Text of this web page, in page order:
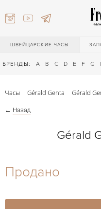
ШВЕЙЦАРСКИЕ ЧАСЫ
БРЕНДЫ: A B C D E F G
27-44
27-44
Часы Gérald Genta Gérald
← Назад
Gérald
Продано